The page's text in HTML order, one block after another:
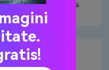
secondo necessità.